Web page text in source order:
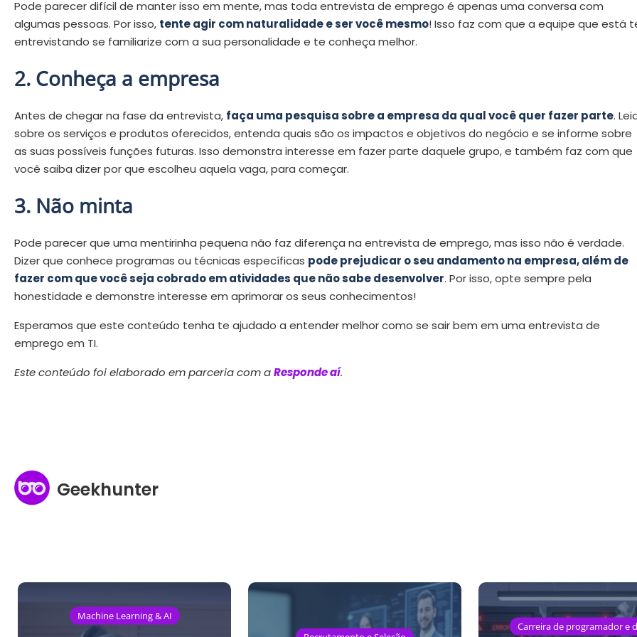
Pode parecer difícil de manter isso em mente, mas toda entrevista de emprego é apenas uma conversa com
algumas pessoas. Por isso, tente agir com naturalidade e ser você mesmo! Isso faz com que a equipe que está
entrevistando se familiarize com a sua personalidade e te conheça melhor.
2. Conheça a empresa
Antes de chegar na fase da entrevista, faça uma pesquisa sobre a empresa da qual você quer fazer parte.
sobre os serviços e produtos oferecidos, entenda quais são os impactos e objetivos do negócio e se informe sobre
as suas possíveis funções futuras. Isso demonstra interesse em fazer parte daquele grupo, e também faz com que
você saiba dizer por que escolheu aquela vaga, para começar.
3. Não minta
Pode parecer que uma mentirinha pequena não faz diferença na entrevista de emprego, mas isso não é verdade.
Dizer que conhece programas ou técnicas específicas pode prejudicar o seu andamento na empresa, além de
fazer com que você seja cobrado em atividades que não sabe desenvolver. Por isso, opte sempre pela
honestidade e demonstre interesse em aprimorar os seus conhecimentos!
Esperamos que este conteúdo tenha te ajudado a entender melhor como se sair bem em uma entrevista de
emprego em TI.
Este conteúdo foi elaborado em parceria com aResponde aí.
Geekhunter
Machine Learning & AI
Carreira de programador e